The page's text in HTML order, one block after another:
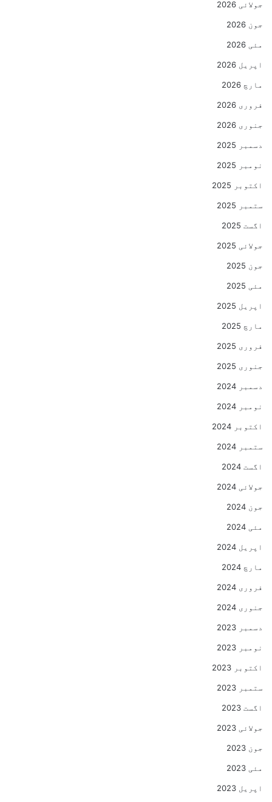
جولائی 2026
جون 2026
مئی 2026
اپریل 2026
مارچ 2026
فروری 2026
جنوری 2026
دسمبر 2025
نومبر 2025
اکتوبر 2025
ستمبر 2025
اگست 2025
جولائی 2025
جون 2025
مئی 2025
اپریل 2025
مارچ 2025
فروری 2025
جنوری 2025
دسمبر 2024
نومبر 2024
اکتوبر 2024
ستمبر 2024
اگست 2024
جولائی 2024
جون 2024
مئی 2024
اپریل 2024
مارچ 2024
فروری 2024
جنوری 2024
دسمبر 2023
نومبر 2023
اکتوبر 2023
ستمبر 2023
اگست 2023
جولائی 2023
جون 2023
مئی 2023
اپریل 2023